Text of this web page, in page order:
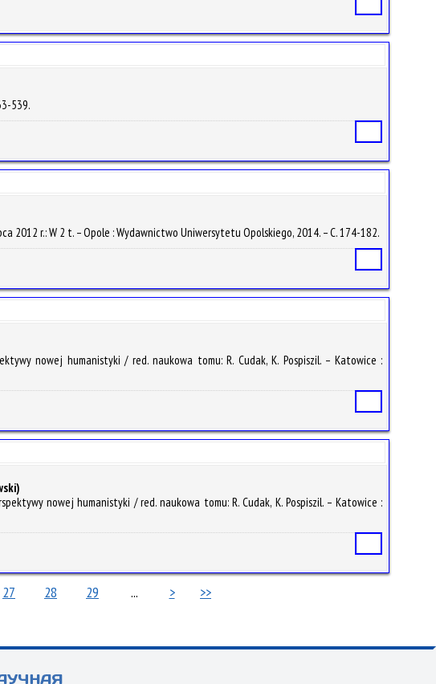
539.
2012 r.: W 2 t. – Opole : Wydawnictwo Uniwersytetu Opolskiego, 2014. – С. 174-182.
nowej humanistyki / red. naukowa tomu: R. Cudak, K. Pospiszil. – Katowice :
nowej humanistyki / red. naukowa tomu: R. Cudak, K. Pospiszil. – Katowice :
27 28 29 ... > >>